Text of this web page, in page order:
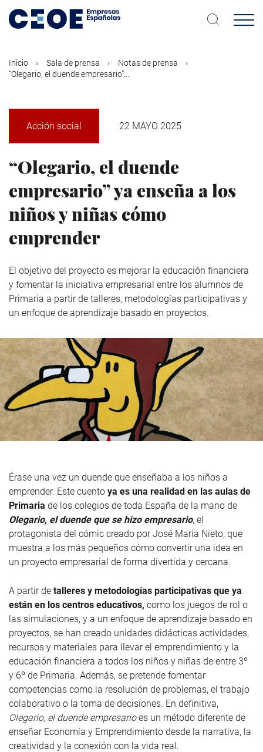
contenido
Inicio Sala de prensa
Notas de prensa
“Olegario, el duende empresario”...
Acción social 22 MAYO 2025
“Olegario, el duende
empresario” ya enseña a los
niños y niñas cómo
emprender
El objetivo del proyecto es mejorar la educación financiera
y fomentar la iniciativa empresarial entre los alumnos de
Primaria a partir de talleres, metodologías participativas y
un enfoque de aprendizaje basado en proyectos.
Érase una vez un duende que enseñaba a los niños a
emprender. Este cuento ya es una realidad en las aulas de
Primaria de los colegios de toda España de la mano de
Olegario, el duende que se hizo empresario, el
protagonista del cómic creado por José María Nieto, que
muestra a los más pequeños cómo convertir una idea en
un proyecto empresarial de forma divertida y cercana.
A partir de talleres y metodologías participativas que ya
están en los centros educativos, como los juegos de rol o
las simulaciones, y a un enfoque de aprendizaje basado en
proyectos, se han creado unidades didácticas actividades,
recursos y materiales para llevar el emprendimiento y la
educación financiera a todos los niños y niñas de entre 3º
y 6º de Primaria. Además, se pretende fomentar
competencias como la resolución de problemas, el trabajo
colaborativo o la toma de decisiones. En definitiva,
Olegario, el duende empresarioes un método diferente de
enseñar Economía y Emprendimiento desde la narrativa, la
creatividad y la conexión con la vida real.